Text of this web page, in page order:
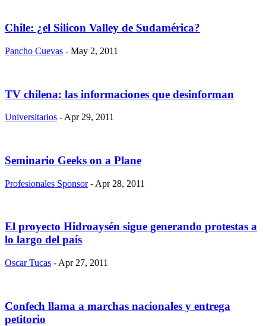
Chile: ¿el Silicon Valley de Sudamérica?
Pancho Cuevas - May 2, 2011
TV chilena: las informaciones que desinforman
Universitarios - Apr 29, 2011
Seminario Geeks on a Plane
Profesionales Sponsor - Apr 28, 2011
El proyecto Hidroaysén sigue generando protestas a
lo largo del país
Oscar Tucas - Apr 27, 2011
Confech llama a marchas nacionales y entrega
petitorio